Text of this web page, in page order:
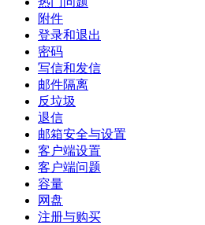
附件
登录和退出
密码
写信和发信
邮件隔离
反垃圾
退信
邮箱安全与设置
客户端设置
客户端问题
容量
网盘
注册与购买